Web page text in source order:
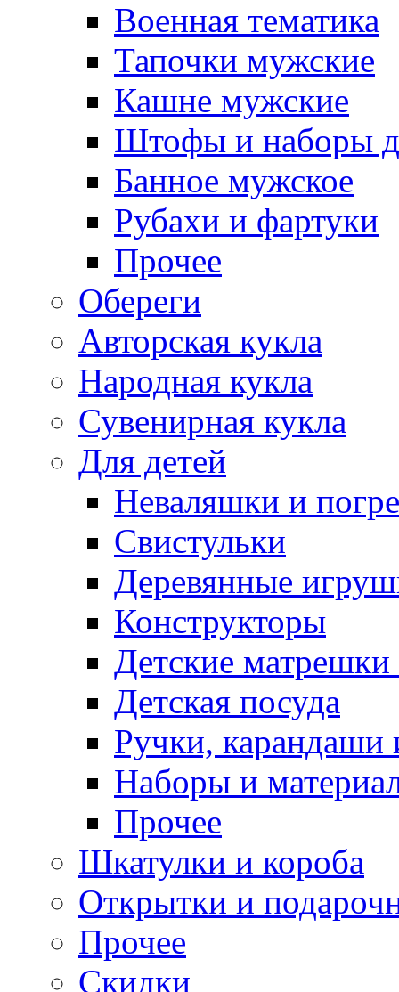
Военная тематика
Тапочки мужские
Кашне мужские
Штофы и наборы
Банное мужское
Рубахи и фартуки
Прочее
Обереги
Авторская кукла
Народная кукла
Сувенирная кукла
Для детей
Неваляшки и
Свистульки
Деревянные
Конструкторы
Детские
Детская посуда
Ручки,
Наборы и
Прочее
Шкатулки и короба
Открытки и
Прочее
Скидки